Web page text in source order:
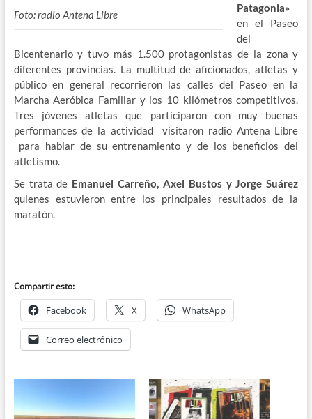
Foto: radio Antena Libre
Patagonia»
en el Paseo
del
Bicentenario y tuvo más 1.500 protagonistas de la zona y
diferentes provincias. La multitud de aficionados, atletas y
público en general recorrieron las calles del Paseo en la
Marcha Aeróbica Familiar y los 10 kilómetros competitivos.
Tres jóvenes atletas que participaron con muy buenas
performances de la actividad visitaron radio Antena Libre
para hablar de su entrenamiento y de los beneficios del
atletismo.
Se trata de Emanuel Carreño, Axel Bustos y Jorge Suárez
quienes estuvieron entre los principales resultados de la
maratón.
Compartir esto:
Facebook X WhatsApp
Correo electrónico